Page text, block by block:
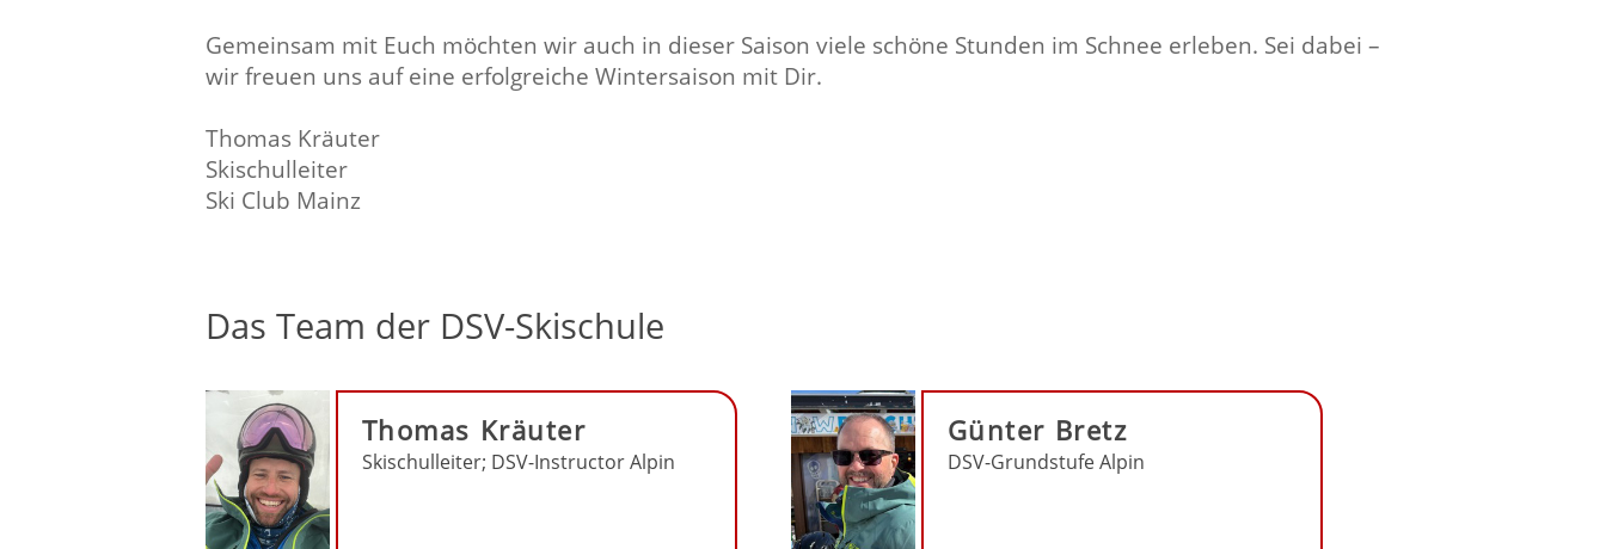
Gemeinsam mit Euch möchten wir auch in dieser Saison viele schöne Stunden im Schnee erleben. Sei dabei –
wir freuen uns auf eine erfolgreiche Wintersaison mit Dir.
Thomas Kräuter
Skischulleiter
Ski Club Mainz
Das Team der DSV-Skischule
Thomas Kräuter
Skischulleiter; DSV-Instructor Alpin
Günter Bretz
DSV-Grundstufe Alpin